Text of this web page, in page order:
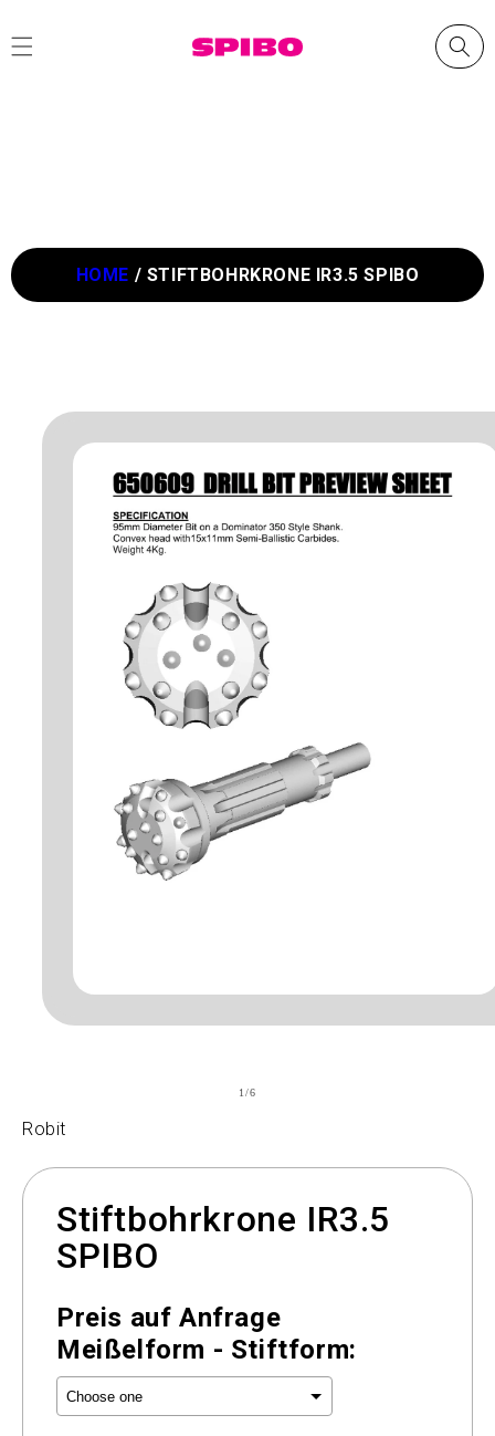
HOME / STIFTBOHRKRONE IR3.5 SPIBO
information
1/of
6
Robit
Stiftbohrkrone IR3.5
SPIBO
Preis auf Anfrage
Meißelform - Stiftform: